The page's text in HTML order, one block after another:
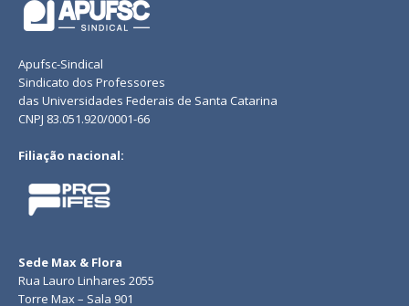
Apufsc-Sindical
Sindicato dos Professores
das Universidades Federais de Santa Catarina
CNPJ 83.051.920/0001-66
Filiação nacional:
Sede Max & Flora
Rua Lauro Linhares 2055
Torre Max – Sala 901